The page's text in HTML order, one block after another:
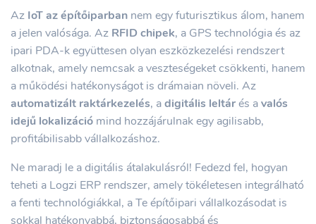
Az IoT az építőiparban nem egy futurisztikus álom, hanem
a jelen valósága. Az RFID chipek, a GPS technológia és az
ipari PDA-k együttesen olyan eszközkezelési rendszert
alkotnak, amely nemcsak a veszteségeket csökkenti, hanem
a működési hatékonyságot is drámaian növeli. Az
automatizált raktárkezelés, adigitális leltárés avalós
idejű lokalizáció mind hozzájárulnak egy agilisabb,
profitábilisabb vállalkozáshoz.
Ne maradj le a digitális átalakulásról! Fedezd fel, hogyan
teheti a Logzi ERP rendszer, amely tökéletesen integrálható
a fenti technológiákkal, a Te építőipari vállalkozásodat is
sokkal hatékonyabbá, biztonságosabbá és